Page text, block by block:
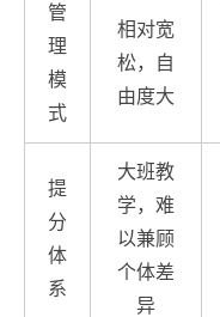
管
理
模
式
相对宽
松，自
由度大
提
分
体
系
大班教
学，难
以兼顾
个体差
异